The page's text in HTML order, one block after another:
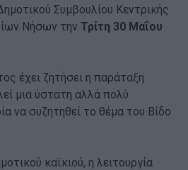
Συμβουλίου Κεντρικής
Νήσων την Τρίτη 30 Μαΐου
έχει ζητήσει η παράταξη
μια ύστατη αλλά πολύ
να συζητηθεί το θέμα του Βίδο
καϊκιού, η λειτουργία